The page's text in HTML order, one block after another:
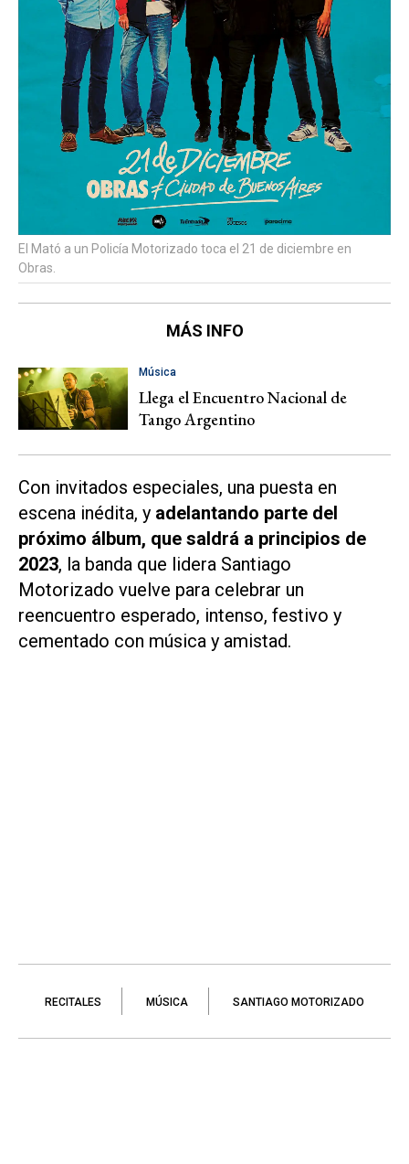
El Mató a un Policía Motorizado toca el 21 de diciembre en
Obras.
MÁS INFO
Música
Llega el Encuentro Nacional de
Tango Argentino
Con invitados especiales, una puesta en
escena inédita, y adelantando parte del
próximo álbum, que saldrá a principios de
2023, la banda que lidera Santiago
Motorizado vuelve para celebrar un
reencuentro esperado, intenso, festivo y
cementado con música y amistad.
RECITALES MÚSICA SANTIAGO MOTORIZADO